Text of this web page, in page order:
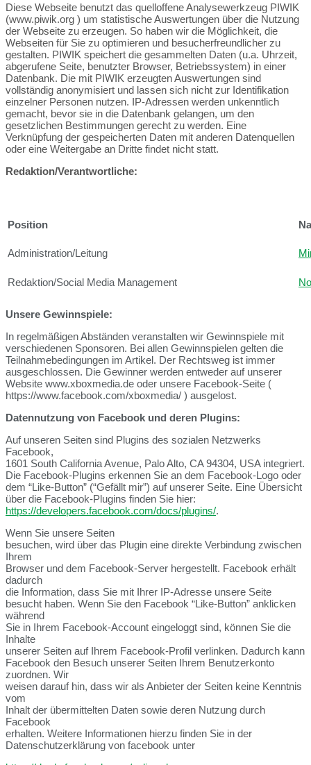
Diese Webseite benutzt das quelloffene Analysewerkzeug PIWIK
(www.piwik.org ) um statistische Auswertungen über die Nutzung
der Webseite zu erzeugen. So haben wir die Möglichkeit, die
Webseiten für Sie zu optimieren und besucherfreundlicher zu
gestalten. PIWIK speichert die gesammelten Daten (u.a. Uhrzeit,
abgerufene Seite, benutzter Browser, Betriebssystem) in einer
Datenbank. Die mit PIWIK erzeugten Auswertungen sind
vollständig anonymisiert und lassen sich nicht zur Identifikation
einzelner Personen nutzen. IP-Adressen werden unkenntlich
gemacht, bevor sie in die Datenbank gelangen, um den
gesetzlichen Bestimmungen gerecht zu werden. Eine
Verknüpfung der gespeicherten Daten mit anderen Datenquellen
oder eine Weitergabe an Dritte findet nicht statt.
Redaktion/Verantwortliche:
Position
Administration/Leitung
Redaktion/Social Media Management
Unsere Gewinnspiele:
In regelmäßigen Abständen veranstalten wir Gewinnspiele mit
verschiedenen Sponsoren. Bei allen Gewinnspielen gelten die
Teilnahmebedingungen im Artikel. Der Rechtsweg ist immer
ausgeschlossen. Die Gewinner werden entweder auf unserer
Website www.xboxmedia.de oder unsere Facebook-Seite (
https://www.facebook.com/xboxmedia/ ) ausgelost.
Datennutzung von Facebook und deren Plugins:
Auf unseren Seiten sind Plugins des sozialen Netzwerks
Facebook,
1601 South California Avenue, Palo Alto, CA 94304, USA integriert.
Die Facebook-Plugins erkennen Sie an dem Facebook-Logo oder
dem “Like-Button” (“Gefällt mir”) auf unserer Seite. Eine Übersicht
über die Facebook-Plugins finden Sie hier:
https://developers.facebook.com/docs/plugins/.
Wenn Sie unsere Seiten
besuchen, wird über das Plugin eine direkte Verbindung zwischen
Ihrem
Browser und dem Facebook-Server hergestellt. Facebook erhält
dadurch
die Information, dass Sie mit Ihrer IP-Adresse unsere Seite
besucht haben. Wenn Sie den Facebook “Like-Button” anklicken
während
Sie in Ihrem Facebook-Account eingeloggt sind, können Sie die
Inhalte
unserer Seiten auf Ihrem Facebook-Profil verlinken. Dadurch kann
Facebook den Besuch unserer Seiten Ihrem Benutzerkonto
zuordnen. Wir
weisen darauf hin, dass wir als Anbieter der Seiten keine Kenntnis
vom
Inhalt der übermittelten Daten sowie deren Nutzung durch
Facebook
erhalten. Weitere Informationen hierzu finden Sie in der
Datenschutzerklärung von facebook unter